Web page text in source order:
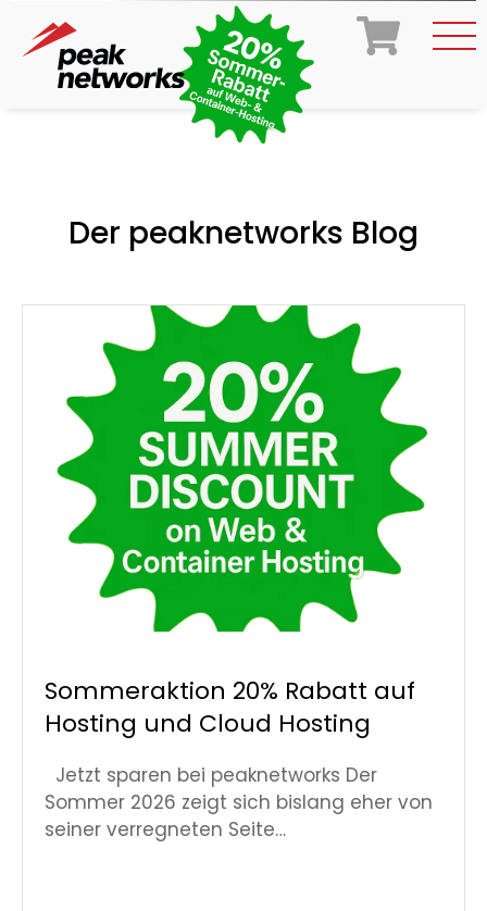
Der peaknetworks Blog
Sommeraktion 20% Rabatt auf
Hosting und Cloud Hosting
Jetzt sparen bei peaknetworks Der
Sommer 2026 zeigt sich bislang eher von
seiner verregneten Seite…